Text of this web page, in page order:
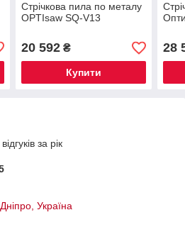
Стрічкова пила по металу
OPTIsaw SQ-V13
20 592₴
Купити
28
за рік
Україна